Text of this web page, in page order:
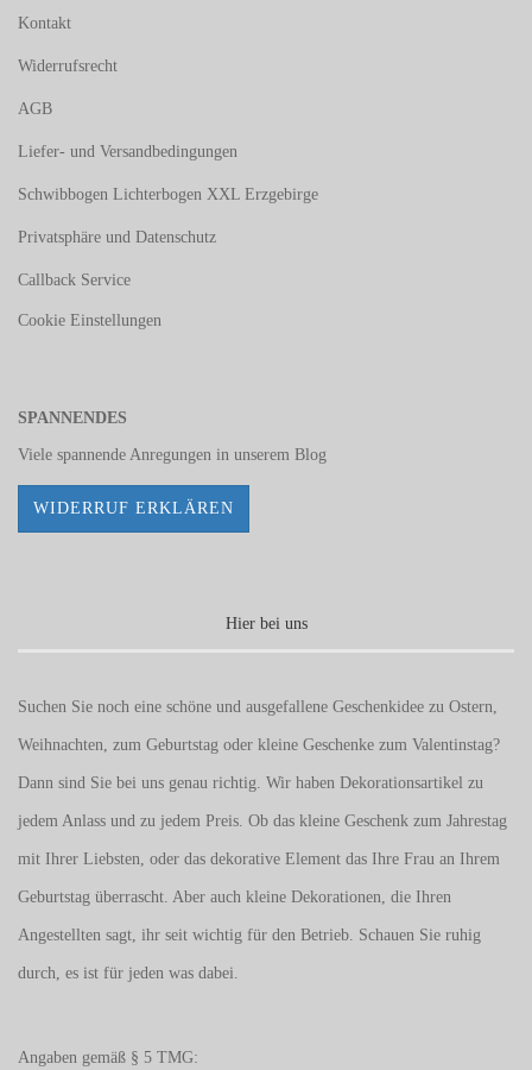
Kontakt
Widerrufsrecht
AGB
Liefer- und Versandbedingungen
Schwibbogen Lichterbogen XXL Erzgebirge
Privatsphäre und Datenschutz
Callback Service
Cookie Einstellungen
SPANNENDES
Viele spannende Anregungen in unserem Blog
WIDERRUF ERKLÄREN
Hier bei uns
Suchen Sie noch eine schöne und ausgefallene Geschenkidee zu Ostern,
Weihnachten, zum Geburtstag oder kleine Geschenke zum Valentinstag?
Dann sind Sie bei uns genau richtig. Wir haben Dekorationsartikel zu
jedem Anlass und zu jedem Preis. Ob das kleine Geschenk zum Jahrestag
mit Ihrer Liebsten, oder das dekorative Element das Ihre Frau an Ihrem
Geburtstag überrascht. Aber auch kleine Dekorationen, die Ihren
Angestellten sagt, ihr seit wichtig für den Betrieb. Schauen Sie ruhig
durch, es ist für jeden was dabei.
Angaben gemäß § 5 TMG: